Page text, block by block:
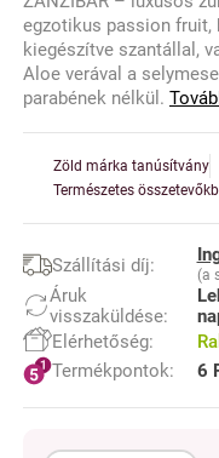
egzotikus passion fruit,
kiegészítve szantállal,
Aloe verával a
parabének nélkül.
Zöld márka tanúsítvány
Természetes
Szállítási díj: (a
Áruk
visszaküldése:
Elérhetőség:
Termékpontok:
6